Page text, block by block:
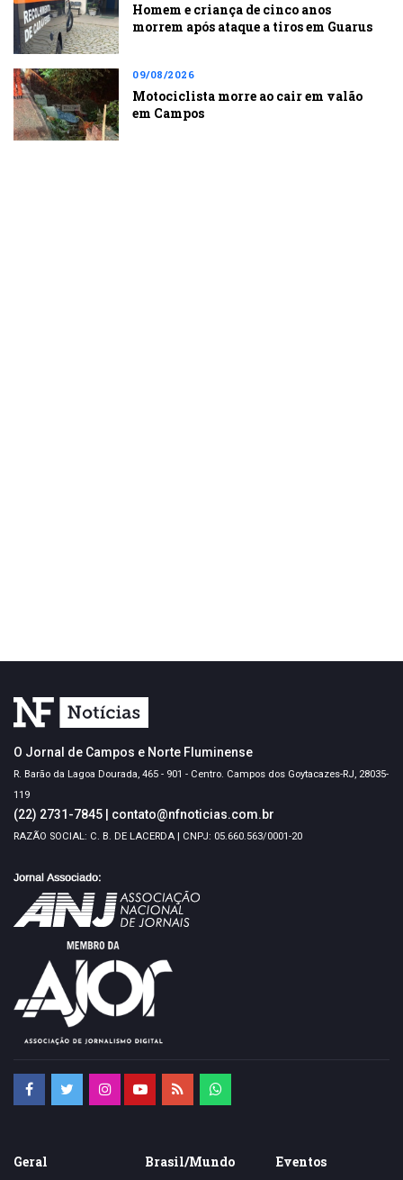
Homem e criança de cinco anos
morrem após ataque a tiros em Guarus
09/08/2026
Motociclista morre ao cair em valão
em Campos
O Jornal de Campos e Norte Fluminense
R. Barão da Lagoa Dourada, 465 - 901 - Centro. Campos dos Goytacazes-RJ, 28035-
119
(22) 2731-7845 contato@nfnoticias.com.br
RAZÃO SOCIAL: C. B. DE LACERDA | CNPJ: 05.660.563/0001-20
Geral Brasil/Mundo Eventos